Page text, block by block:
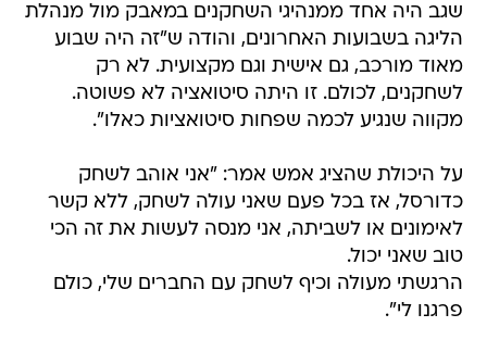
שגב היה אחד ממנהיגי השחקנים במאבק מול מנהלת
הליגה בשבועות האחרונים, והודה ש"זה היה שבוע
מאוד מורכב, גם אישית וגם מקצועית. לא רק
לשחקנים, לכולם. זו היתה סיטואציה לא פשוטה.
מקווה שנגיע לכמה שפחות סיטואציות כאלו".
על היכולת שהציג אמש אמר: "אני אוהב לשחק
כדורסל, אז בכל פעם שאני עולה לשחק, ללא קשר
לאימונים או לשביתה, אני מנסה לעשות את זה הכי
טוב שאני יכול.
הרגשתי מעולה וכיף לשחק עם החברים שלי, כולם
פרגנו לי".